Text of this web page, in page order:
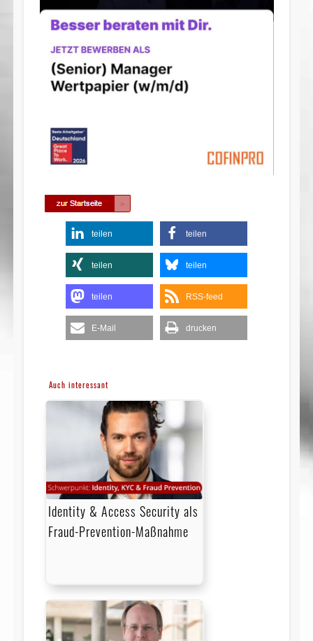
teilen teilen
teilen teilen
teilen RSS-feed
E-Mail drucken
Auch interessant
Identity & Access Security als
Fraud-Prevention-Maßnahme